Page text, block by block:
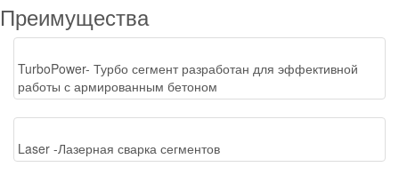
Преимущества
TurboPower- Турбо сегмент разработан для эффективной
работы с армированным бетоном
Laser -Лазерная сварка сегментов